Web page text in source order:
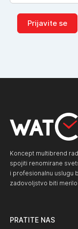
Prijavite se
Koncept multibrend
spojiti renomirane
i profesionalnu uslugu
zadovoljstvo biti
PRATITE NAS